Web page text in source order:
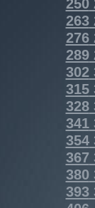
263
276
289
302
315
328
341
354
367
380
393